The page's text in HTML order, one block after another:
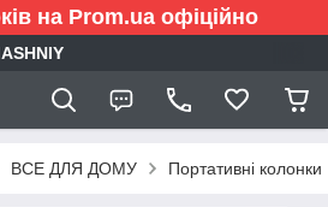
на Prom.ua офіційно
ВСЕ ДЛЯ ДОМУ Портативні колонки